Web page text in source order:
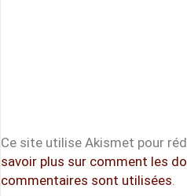
Ce site utilise Akismet pour
savoir plus sur comment les
commentaires sont utilisées.